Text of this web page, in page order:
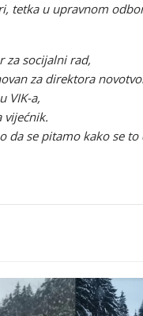
tetka u upravnom
za socijalni rad,
za direktora
VIK-a,
vijećnik.
da se pitamo kako se to